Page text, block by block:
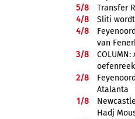
5/8
Transfer
4/8
Sliti
4/8
van
3/8
2/8
Atalanta
1/8
Hadj